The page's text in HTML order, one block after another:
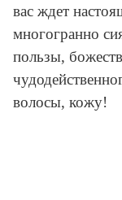
вас ждет
многогранно
пользы,
волосы, кожу!